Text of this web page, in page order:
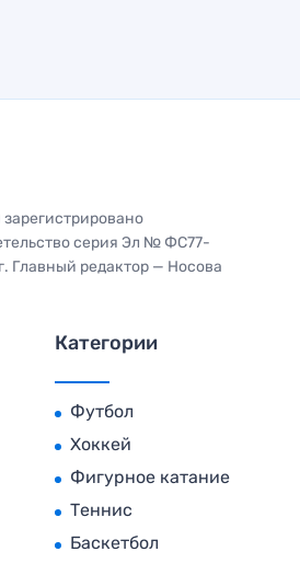
серия Эл № ФС77-
Главный редактор — Носова
Категории
Футбол
Хоккей
Фигурное катание
Теннис
Баскетбол